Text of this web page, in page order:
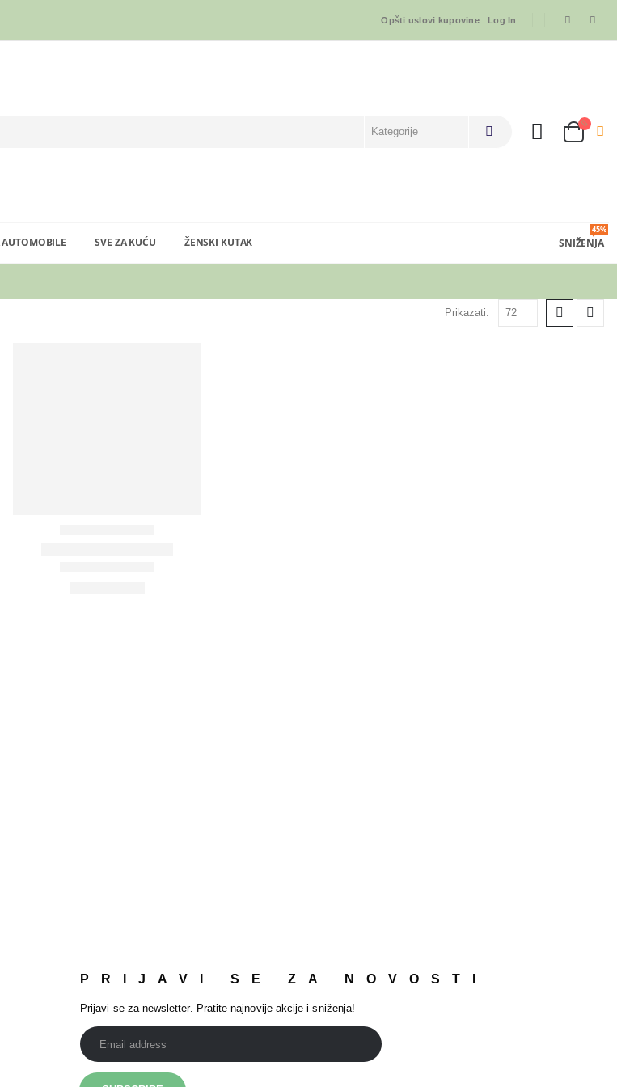
Opšti uslovi kupovine Log In
SVE ZA KUĆU ŽENSKI KUTAK SNIŽENJA
45%
Prikazati:
PRIJAVI SE ZA NOVOSTI
Prijavi se za newsletter. Pratite najnovije akcije i sniženja!